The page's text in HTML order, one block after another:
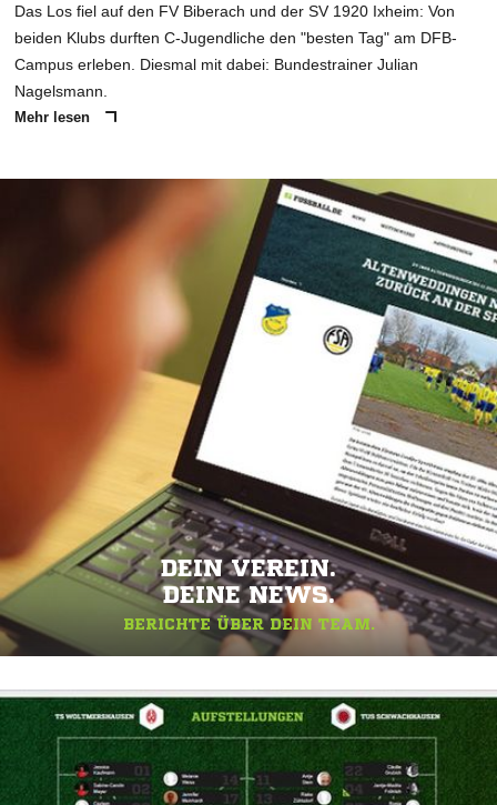
Das Los fiel auf den FV Biberach und der SV 1920 Ixheim: Von
beiden Klubs durften C-Jugendliche den "besten Tag" am DFB-
Campus erleben. Diesmal mit dabei: Bundestrainer Julian
Nagelsmann.
Mehr lesen
DEIN VEREIN.
DEINE NEWS.
BERICHTE ÜBER DEIN TEAM.